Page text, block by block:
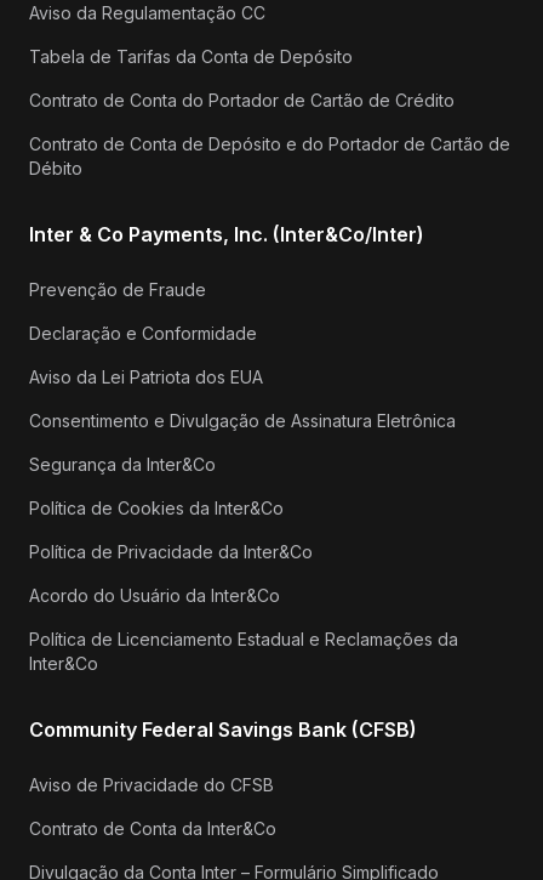
Aviso da Regulamentação CC
Tabela de Tarifas da Conta de Depósito
Contrato de Conta do Portador de Cartão de Crédito
Contrato de Conta de Depósito e do Portador de Cartão de
Débito
Inter & Co Payments, Inc. (Inter&Co/Inter)
Prevenção de Fraude
Declaração e Conformidade
Aviso da Lei Patriota dos EUA
Consentimento e Divulgação de Assinatura Eletrônica
Segurança da Inter&Co
Política de Cookies da Inter&Co
Política de Privacidade da Inter&Co
Acordo do Usuário da Inter&Co
Política de Licenciamento Estadual e Reclamações da
Inter&Co
Community Federal Savings Bank (CFSB)
Aviso de Privacidade do CFSB
Contrato de Conta da Inter&Co
Divulgação da Conta Inter – Formulário Simplificado